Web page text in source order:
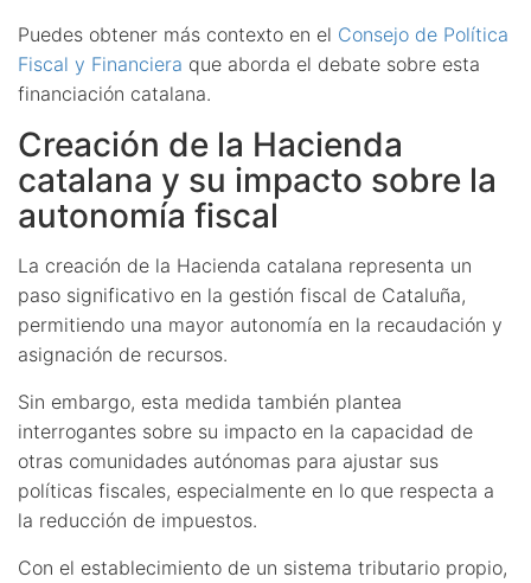
Puedes obtener más contexto en el Consejo de Política
Fiscal y Financiera que aborda el debate sobre esta
financiación catalana.
Creación de la Hacienda
catalana y su impacto sobre la
autonomía fiscal
La creación de la Hacienda catalana representa un
paso significativo en la gestión fiscal de Cataluña,
permitiendo una mayor autonomía en la recaudación y
asignación de recursos.
Sin embargo, esta medida también plantea
interrogantes sobre su impacto en la capacidad de
otras comunidades autónomas para ajustar sus
políticas fiscales, especialmente en lo que respecta a
la reducción de impuestos.
Con el establecimiento de un sistema tributario propio,